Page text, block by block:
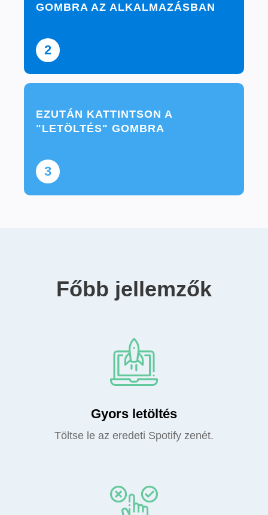
2
GOMBRA AZ ALKALMAZÁSBAN
3
EZUTÁN KATTINTSON A
"LETÖLTÉS" GOMBRA
Főbb jellemzők
Gyors letöltés
Töltse le az eredeti Spotify zenét.